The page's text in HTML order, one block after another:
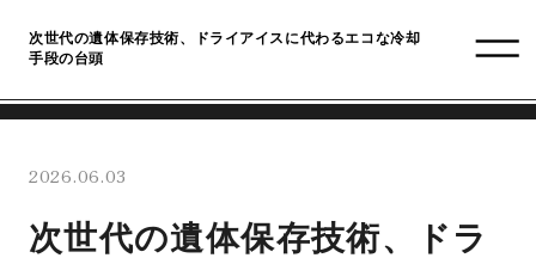
次世代の遺体保存技術、ドライアイスに代わるエコな冷却
手段の台頭
2026.06.03
次世代の遺体保存技術、ドラ